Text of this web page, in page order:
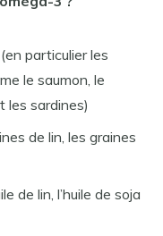
particulier les
le saumon, le
les sardines)
de lin, les graines
de lin, l’huile de soja